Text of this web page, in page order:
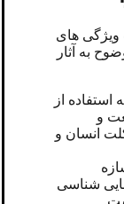
ویژگی ‌های
به آثار
استفاده از
و
انسان و
‌شناسی